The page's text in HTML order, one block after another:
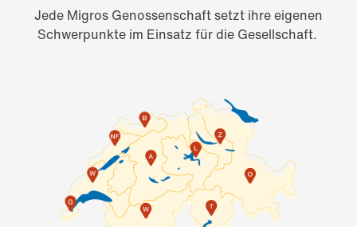
Jede Migros Genossenschaft setzt ihre eigenen
Schwerpunkte im Einsatz für die Gesellschaft.